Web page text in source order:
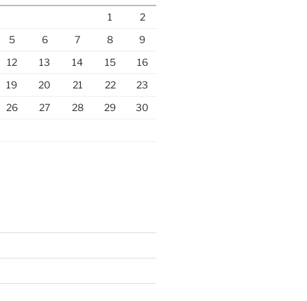
1
2
5 6 7 8
9
12 13 14 15
16
19 20 21 22
23
26 27 28 29
30